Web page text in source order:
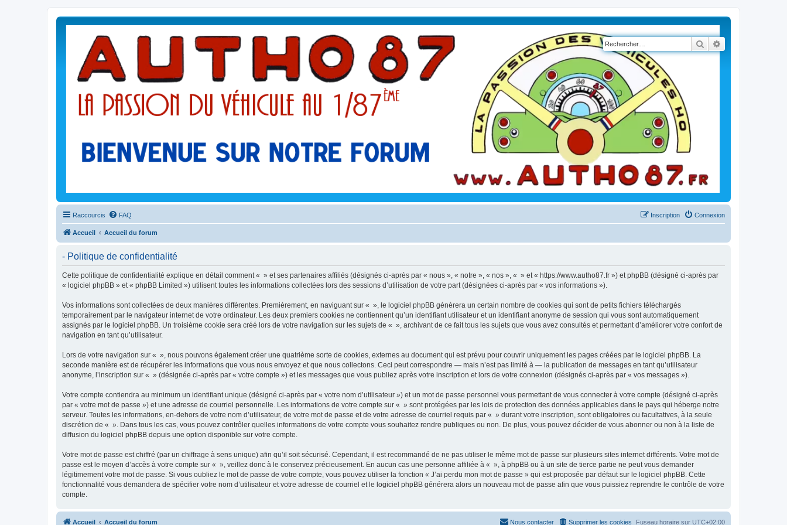
Rechercher
Raccourcis FAQ Connexion
Inscription
Accueil Accueil du forum
- Politique de confidentialité
Cette politique de confidentialité explique en détail comment « » et ses partenaires affiliés (désignés ci-après par « nous », « notre », « nos », « » et « https://www.autho87.fr ») et phpBB (désigné ci-après par
« logiciel phpBB » et « phpBB Limited ») utilisent toutes les informations collectées lors des sessions d’utilisation de votre part (désignées ci-après par « vos informations »).
Vos informations sont collectées de deux manières différentes. Premièrement, en naviguant sur « », le logiciel phpBB génèrera un certain nombre de cookies qui sont de petits fichiers téléchargés
temporairement par le navigateur internet de votre ordinateur. Les deux premiers cookies ne contiennent qu’un identifiant utilisateur et un identifiant anonyme de session qui vous sont automatiquement
assignés par le logiciel phpBB. Un troisième cookie sera créé lors de votre navigation sur les sujets de « », archivant de ce fait tous les sujets que vous avez consultés et permettant d’améliorer votre confort de
navigation en tant qu’utilisateur.
Lors de votre navigation sur « », nous pouvons également créer une quatrième sorte de cookies, externes au document qui est prévu pour couvrir uniquement les pages créées par le logiciel phpBB. La
seconde manière est de récupérer les informations que vous nous envoyez et que nous collectons. Ceci peut correspondre — mais n’est pas limité à — la publication de messages en tant qu’utilisateur
anonyme, l’inscription sur « » (désignée ci-après par « votre compte ») et les messages que vous publiez après votre inscription et lors de votre connexion (désignés ci-après par « vos messages »).
Votre compte contiendra au minimum un identifiant unique (désigné ci-après par « votre nom d’utilisateur ») et un mot de passe personnel vous permettant de vous connecter à votre compte (désigné ci-après
par « votre mot de passe ») et une adresse de courriel personnelle. Les informations de votre compte sur « » sont protégées par les lois de protection des données applicables dans le pays qui héberge notre
serveur. Toutes les informations, en-dehors de votre nom d’utilisateur, de votre mot de passe et de votre adresse de courriel requis par « » durant votre inscription, sont obligatoires ou facultatives, à la seule
discrétion de « ». Dans tous les cas, vous pouvez contrôler quelles informations de votre compte vous souhaitez rendre publiques ou non. De plus, vous pouvez décider de vous abonner ou non à la liste de
diffusion du logiciel phpBB depuis une option disponible sur votre compte.
Votre mot de passe est chiffré (par un chiffrage à sens unique) afin qu’il soit sécurisé. Cependant, il est recommandé de ne pas utiliser le même mot de passe sur plusieurs sites internet différents. Votre mot de
passe est le moyen d’accès à votre compte sur « », veillez donc à le conservez précieusement. En aucun cas une personne affiliée à « », à phpBB ou à un site de tierce partie ne peut vous demander
légitimement votre mot de passe. Si vous oubliez le mot de passe de votre compte, vous pouvez utiliser la fonction « J’ai perdu mon mot de passe » qui est proposée par défaut sur le logiciel phpBB. Cette
fonctionnalité vous demandera de spécifier votre nom d’utilisateur et votre adresse de courriel et le logiciel phpBB générera alors un nouveau mot de passe afin que vous puissiez reprendre le contrôle de votre
compte.
Accueil Accueil du forum Fuseau horaire sur UTC+02:00
Supprimer les cookies
Nous contacter